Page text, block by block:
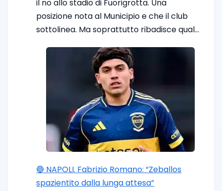
il no allo stadio di Fuorigrotta. Una
posizione nota al Municipio e che il club
sottolinea. Ma soprattutto ribadisce qual…
🔵 NAPOLI. Fabrizio Romano: “Zeballos
spazientito dalla lunga attesa”